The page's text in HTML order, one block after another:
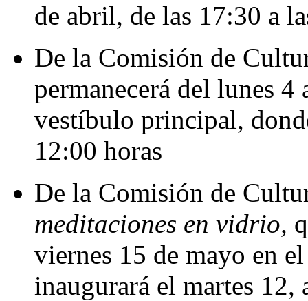
de abril, de las 17:30 a
De la Comisión de
permanecerá del lunes
vestíbulo principal,
12:00 horas
De la Comisión de
meditaciones en vidrio,
viernes 15 de mayo en
inaugurará el martes 12,